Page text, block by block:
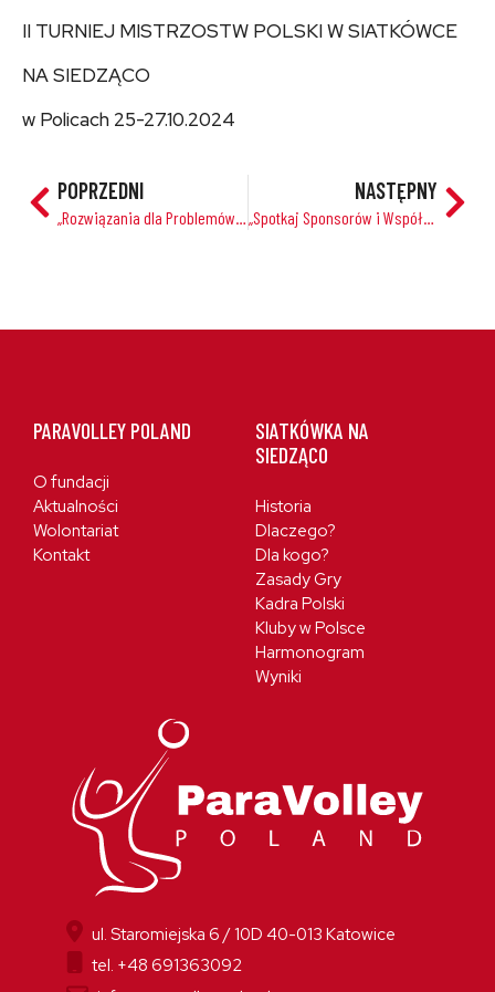
II TURNIEJ MISTRZOSTW POLSKI W SIATKÓWCE
NA SIEDZĄCO
w Policach 25-27.10.2024
POPRZEDNI NASTĘPNY
„Spotkaj Sponsorów i Współorganizatorów tegorocznych Eestikaid: Värska Originaal, Tartu Mill, Nivea, Stebby, oakohv.ee, Eesti Paralümpiakomitee, Eesti Võrkpalli Liit i ATO SK!”
PARAVOLLEY POLAND
O fundacji
Aktualności
Wolontariat
Kontakt
SIATKÓWKA NA
SIEDZĄCO
Historia
Dlaczego?
Dla kogo?
Zasady Gry
Kadra Polski
Kluby w Polsce
Harmonogram
Wyniki
ul. Staromiejska 6 / 10D 40-013 Katowice
tel. +48 691363092